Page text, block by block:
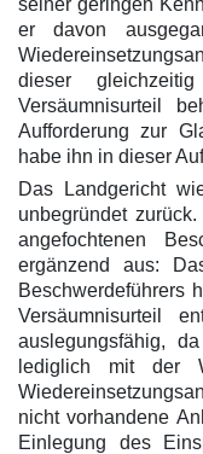
seiner geringen
er davon
dieser
Versäumnisurteil
Aufforderung zur
habe ihn in dieser
Das Landgericht
unbegründet
angefochtenen
ergänzend aus:
Beschwerdeführers
Versäumnisurteil
auslegungsfähig,
lediglich mit der
nicht vorhandene
Einlegung des